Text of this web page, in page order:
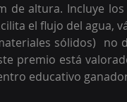
de altura. Incluye
el flujo del agua,
sólidos)  no
premio está
educativo